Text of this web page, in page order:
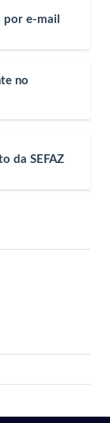
e-mail
no
da SEFAZ